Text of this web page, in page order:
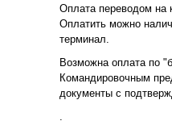
Оплата переводом на
Оплатить можно
терминал.
Возможна оплата по
Командировочным
документы с